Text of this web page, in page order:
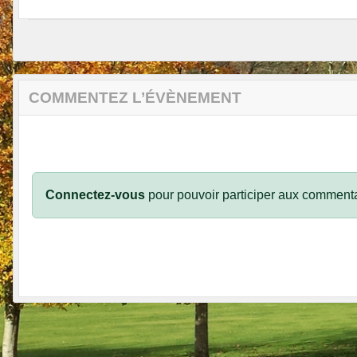
COMMENTEZ L’ÉVÈNEMENT
Connectez-vous pour pouvoir participer aux